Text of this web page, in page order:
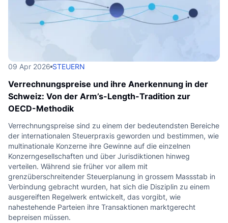
09 Apr 2026 STEUERN
Verrechnungspreise und ihre Anerkennung in der
Schweiz: Von der Arm’s-Length-Tradition zur
OECD-Methodik
Verrechnungspreise sind zu einem der bedeutendsten Bereiche
der internationalen Steuerpraxis geworden und bestimmen, wie
multinationale Konzerne ihre Gewinne auf die einzelnen
Konzerngesellschaften und über Jurisdiktionen hinweg
verteilen. Während sie früher vor allem mit
grenzüberschreitender Steuerplanung in grossem Massstab in
Verbindung gebracht wurden, hat sich die Disziplin zu einem
ausgereiften Regelwerk entwickelt, das vorgibt, wie
nahestehende Parteien ihre Transaktionen marktgerecht
bepreisen müssen.